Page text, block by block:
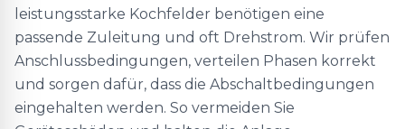
leistungsstarke Kochfelder benötigen eine
passende Zuleitung und oft Drehstrom. Wir prüfen
Anschlussbedingungen, verteilen Phasen korrekt
und sorgen dafür, dass die Abschaltbedingungen
eingehalten werden. So vermeiden Sie